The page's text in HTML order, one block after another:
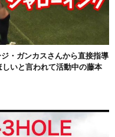
・ガンカスさんから直接指導
いと言われて活動中の藤本